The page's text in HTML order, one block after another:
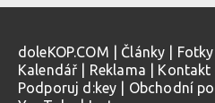
doleKOP.COM Články Fotky
Kalendář
Reklama Kontakt
Podporuj d:key
Obchodní